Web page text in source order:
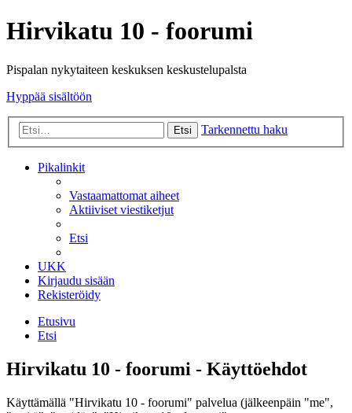
Hirvikatu 10 - foorumi
Pispalan nykytaiteen keskuksen keskustelupalsta
Hyppää sisältöön
Etsi Tarkennettu haku
Pikalinkit
Vastaamattomat aiheet
Aktiiviset viestiketjut
Etsi
UKK
Kirjaudu sisään
Rekisteröidy
Etusivu
Etsi
Hirvikatu 10 - foorumi - Käyttöehdot
Käyttämällä "Hirvikatu 10 - foorumi" palvelua (jälkeenpäin "me",